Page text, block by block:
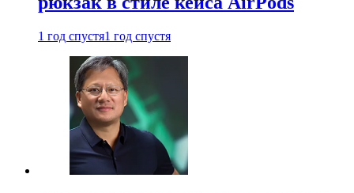
1 год спустя1 год спустя